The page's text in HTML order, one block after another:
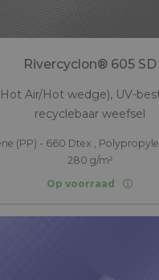
Rivercyclon® 605 SD
Air/Hot wedge), UV-
recyclebaar weefsel
(PP) - 660 Dtex ,
280 g/m²
Op voorraad